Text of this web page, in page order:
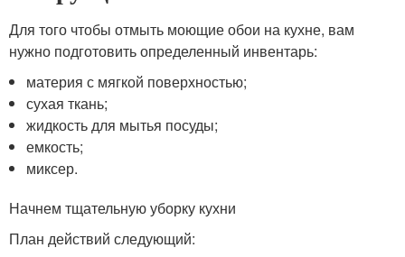
Для того чтобы отмыть моющие обои на кухне, вам
нужно подготовить определенный инвентарь:
материя с мягкой поверхностью;
сухая ткань;
жидкость для мытья посуды;
емкость;
миксер.
Начнем тщательную уборку кухни
План действий следующий: